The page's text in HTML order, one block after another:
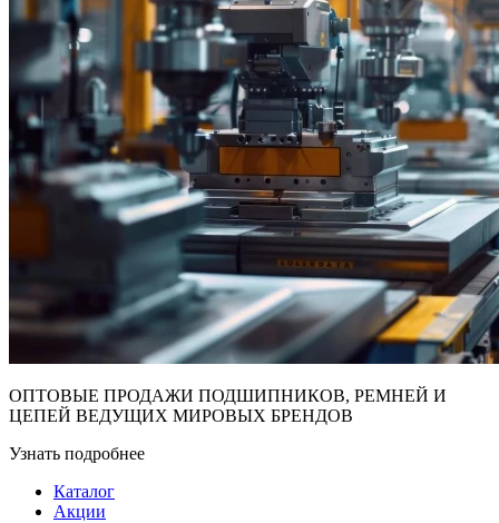
ОПТОВЫЕ ПРОДАЖИ ПОДШИПНИКОВ, РЕМНЕЙ И
ЦЕПЕЙ ВЕДУЩИХ МИРОВЫХ БРЕНДОВ
Узнать подробнее
Каталог
Акции